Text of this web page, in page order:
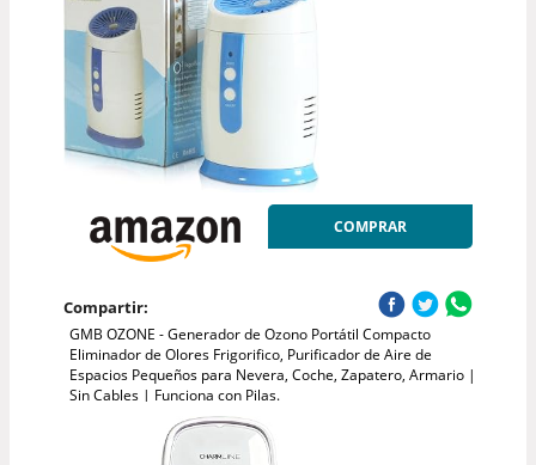
COMPRAR
Compartir:
GMB OZONE - Generador de Ozono Portátil Compacto
Eliminador de Olores Frigorifico, Purificador de Aire de
Espacios Pequeños para Nevera, Coche, Zapatero, Armario |
Sin Cables | Funciona con Pilas.